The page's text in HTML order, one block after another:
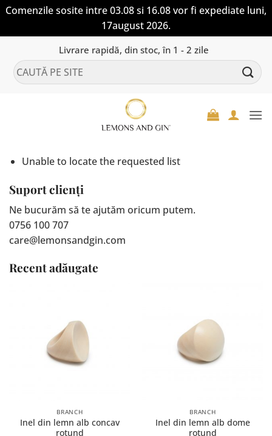
Comenzile sosite intre 03.08 si 16.08 vor fi expediate luni,
17august 2026.
content
Livrare rapidă, din stoc, în 1 - 2 zile
Caută
după:
Unable to locate the requested list
Suport clienți
Ne bucurăm să te ajutăm oricum putem.
0756 100 707
care@lemonsandgin.com
Recent adăugate
BRANCH
Inel din lemn alb concav
rotund
BRANCH
Inel din lemn alb dome
rotund